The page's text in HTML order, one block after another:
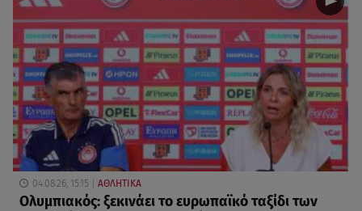
04.08.26, 15:15 ΑΘΛΗΤΙΚΑ
Ολυμπιακός: ξεκινάει το ευρωπαϊκό ταξίδι των